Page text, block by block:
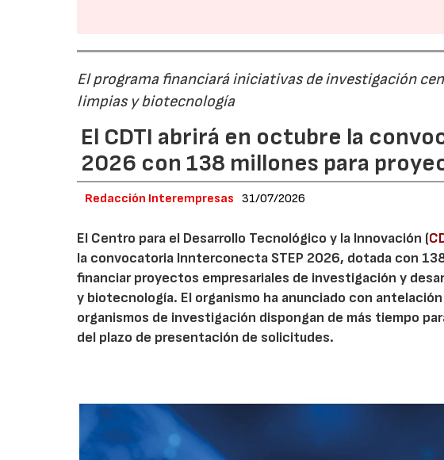
El programa financiará iniciativas de investigación
limpias y biotecnología
El CDTI abrirá en octubre la
2026 con 138 millones para
Redacción Interempresas 31/07/2026
El Centro para el Desarrollo Tecnológico y la Innovación (
la convocatoria Innterconecta STEP 2026, dotada con
financiar proyectos empresariales de investigación y
y biotecnología. El organismo ha anunciado con
organismos de investigación dispongan de más tiempo
del plazo de presentación de solicitudes.